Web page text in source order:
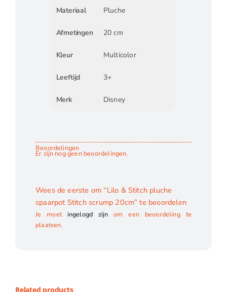
Materiaal Pluche
Afmetingen 20 cm
Kleur Multicolor
Leeftijd 3+
Merk Disney
Beoordelingen
Er zijn nog geen beoordelingen.
Wees de eerste om “Lilo & Stitch pluche
spaarpot Stitch scrump 20cm” te beoordelen
Je moet ingelogd zijn om een beoordeling te
plaatsen.
Related products